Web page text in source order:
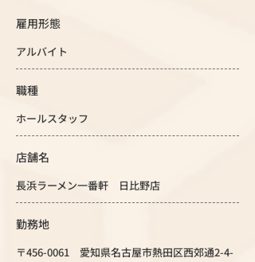
雇用形態
アルバイト
職種
ホールスタッフ
店舗名
長浜ラーメン一番軒 日比野店
勤務地
〒456-0061 愛知県名古屋市熱田区西郊通2-4-